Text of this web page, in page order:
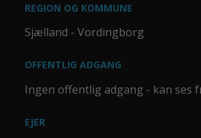
REGION OG KOMMUNE
Sjælland - Vordingborg
OFFENTLIG ADGANG
Ingen offentlig adgang - kan ses
EJER